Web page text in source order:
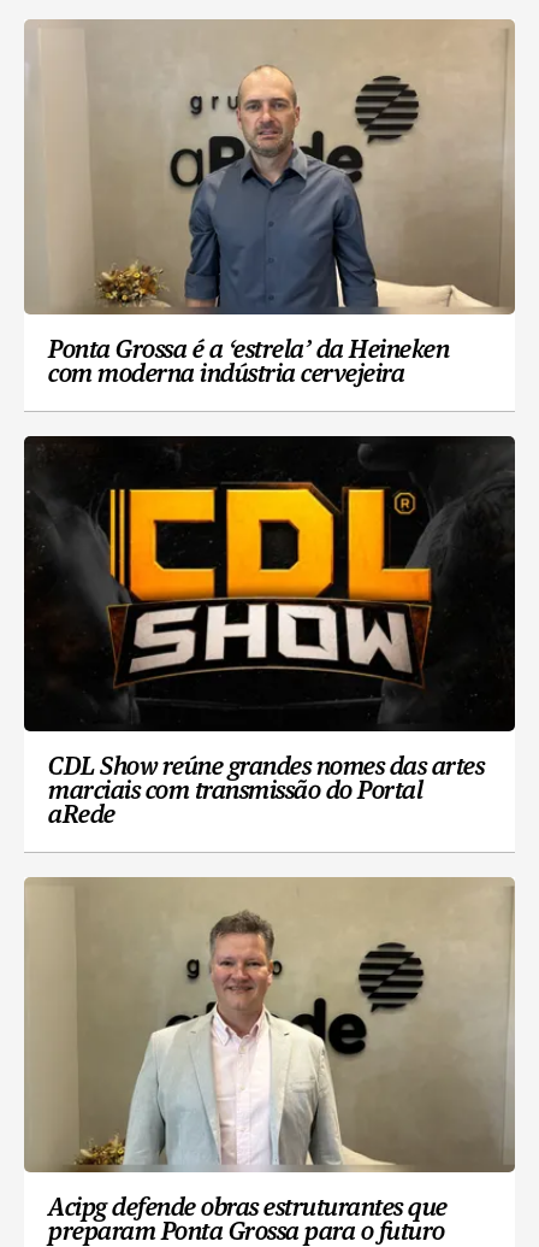
Ponta Grossa é a ‘estrela’ da Heineken
com moderna indústria cervejeira
CDL Show reúne grandes nomes das artes
marciais com transmissão do Portal
aRede
Acipg defende obras estruturantes que
preparam Ponta Grossa para o futuro